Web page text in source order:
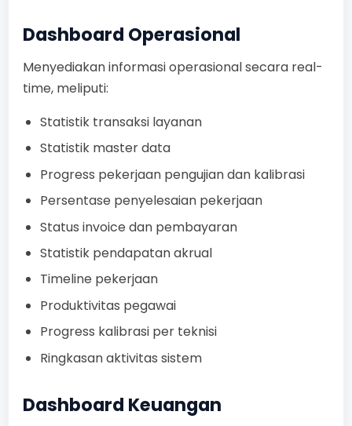
Dashboard Operasional
Menyediakan informasi operasional secara real-
time, meliputi:
Statistik transaksi layanan
Statistik master data
Progress pekerjaan pengujian dan kalibrasi
Persentase penyelesaian pekerjaan
Status invoice dan pembayaran
Statistik pendapatan akrual
Timeline pekerjaan
Produktivitas pegawai
Progress kalibrasi per teknisi
Ringkasan aktivitas sistem
Dashboard Keuangan